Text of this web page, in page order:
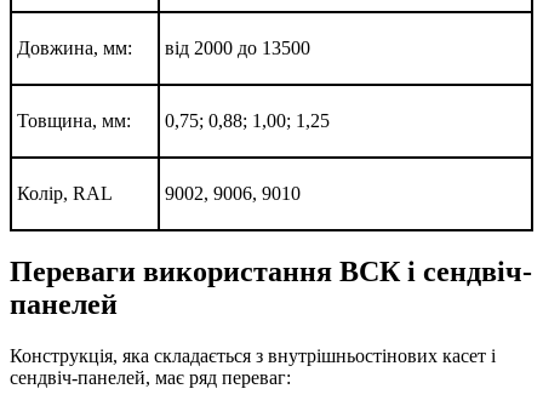
Довжина, мм: від 2000 до 13500
Товщина, мм: 0,75; 0,88; 1,00; 1,25
Колір, RAL 9002, 9006, 9010
Переваги використання ВСК і сендвіч-
панелей
Конструкція, яка складається з внутрішньостінових касет і
сендвіч-панелей, має ряд переваг: